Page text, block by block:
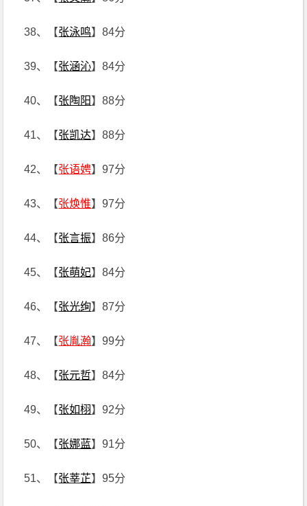
38、【张泳鸣】84分
39、【张涵沁】84分
40、【张陶阳】88分
41、【张凯达】88分
42、【张语娉】97分
43、【张焕惟】97分
44、【张言振】86分
45、【张萌妃】84分
46、【张光绚】87分
47、【张胤瀚】99分
48、【张元哲】84分
49、【张如栩】92分
50、【张娜蓝】91分
51、【张莘芷】95分